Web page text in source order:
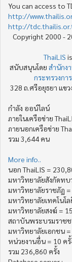
You can access to
http://
http://
Copyright 2000 -
ThaiLIS
สนับสนุนโดย สำนักง
กระทรวงกา
328 ถ.ศรีอยุธยา แขว
กำลัง ออน์ไลน์
ภายในเครือข่าย
ภายนอกเครือข่าย
รวม 3,644 คน
More info..
นอก ThaiLIS =
มหาวิทยาลัยสังกัดทบ
มหาวิทยาลัยราชภัฏ =
มหาวิทยาลัยเทคโนโ
มหาวิทยาลัยสงฆ์ =
สถาบันพระบรมราชช
มหาวิทยาลัยเอกชน =
หน่วยงานอื่น = 10 ครั้
รวม 236,860 ครั้ง